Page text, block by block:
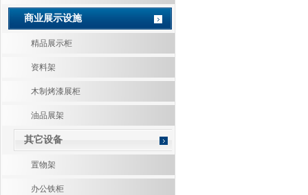
商业展示设施
精品展示柜
资料架
木制烤漆展柜
油品展架
其它设备
置物架
办公铁柜